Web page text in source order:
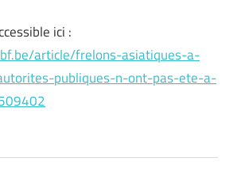
ici :
article/frelons-asiatiques-a-
publiques-n-ont-pas-ete-a-